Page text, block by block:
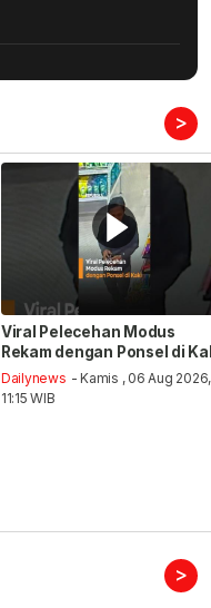
>
Viral Pelecehan Modus
Rekam dengan Ponsel di
Dailynews - Kamis , 06 Aug 2026,
11:15 WIB
>